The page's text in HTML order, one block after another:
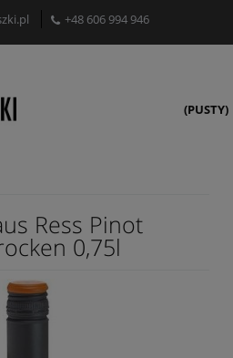
+48 606 994 946
(PUSTY)
Ress Pinot
0,75l